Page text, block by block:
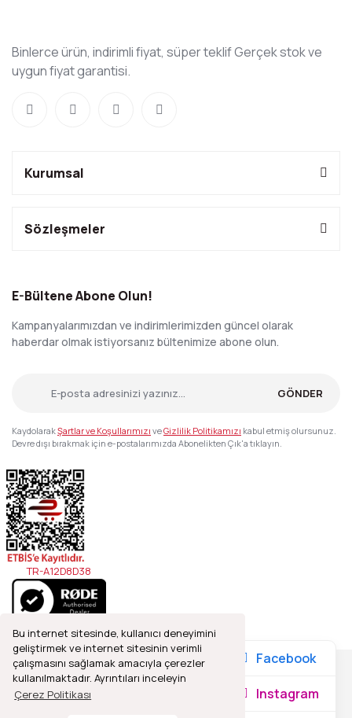
Bu internet sitesinde, kullanıcı deneyimini
geliştirmek ve internet sitesinin verimli
çalışmasını sağlamak amacıyla çerezler
kullanılmaktadır. Ayrıntıları inceleyin
Çerez Politikası
Binlerce ürün, indirimli fiyat, süper teklif Gerçek stok ve
uygun fiyat garantisi.
Kurumsal
Sözleşmeler
E-Bültene Abone Olun!
Kampanyalarımızdan ve indirimlerimizden güncel olarak
haberdar olmak istiyorsanız bültenimize abone olun.
GÖNDER
KaydolarakŞartlar ve Koşullarımızı veGizlilik Politikamızı kabul etmiş olursunuz.
Devre dışı bırakmak için e-postalarımızda Abonelikten Çık'a tıklayın.
TR-A12D8D38
2021© Refleks Fotoğrafçılık, Tüm Hakları Saklıdır.
Facebook
Instagram